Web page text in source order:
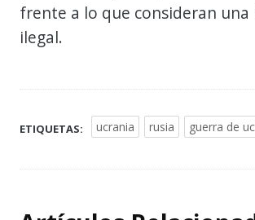
frente a lo que consideran una
ilegal.
ETIQUETAS: ucrania rusia guerra de